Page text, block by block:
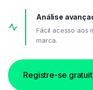
Análise
Fácil acesso aos
marca.
Registre-se